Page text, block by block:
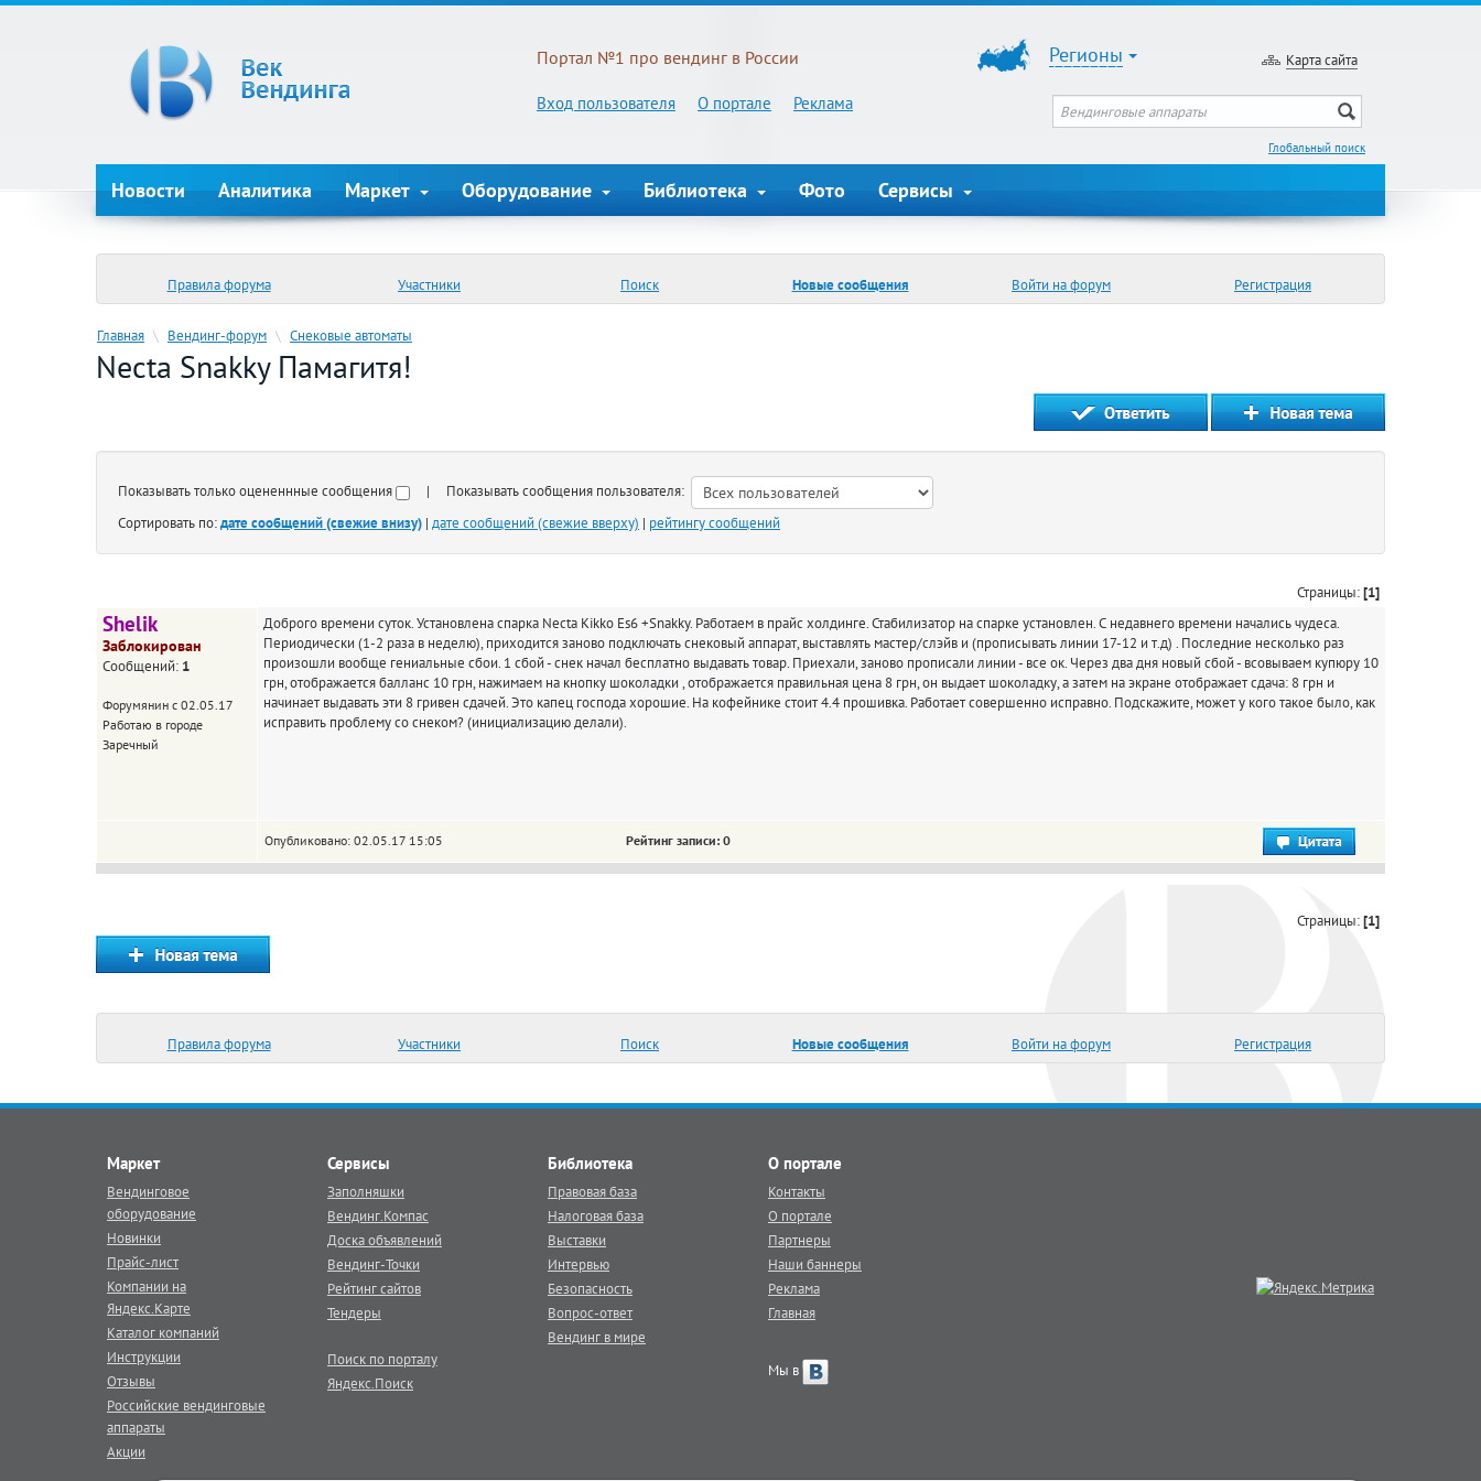
Портал №1 про вендинг в России
Вход пользователя О портале Реклама
Регионы Карта сайта
Глобальный поиск
Новости Аналитика Маркет Оборудование Библиотека Фото Сервисы
Правила форума Участники Поиск Новые сообщения Войти на форум Регистрация
Главная \ Вендинг-форум \ Снековые автоматы
Necta Snakky Памагитя!
Показывать только оцененнные сообщения
| Показывать сообщения пользователя:
Сортировать по:дате сообщений (свежие внизу) | дате сообщений (свежие вверху) | рейтингу сообщений
Страницы:[1]
Shelik
Заблокирован
Сообщений: 1
Форумянин с 02.05.17
Работаю в городе
Заречный
Доброго времени суток. Установлена спарка Necta Kikko Es6 +Snakky. Работаем в прайс холдинге. Стабилизатор на спарке установлен. С недавнего времени начались чудеса.
Периодически (1-2 раза в неделю), приходится заново подключать снековый аппарат, выставлять мастер/слэйв и (прописывать линии 17-12 и т.д) . Последние несколько раз
произошли вообще гениальные сбои. 1 сбой - снек начал бесплатно выдавать товар. Приехали, заново прописали линии - все ок. Через два дня новый сбой - всовываем купюру 10
грн, отображается балланс 10 грн, нажимаем на кнопку шоколадки , отображается правильная цена 8 грн, он выдает шоколадку, а затем на экране отображает сдача: 8 грн и
начинает выдавать эти 8 гривен сдачей. Это капец господа хорошие. На кофейнике стоит 4.4 прошивка. Работает совершенно исправно. Подскажите, может у кого такое было, как
исправить проблему со снеком? (инициализацию делали).
Опубликовано: 02.05.17 15:05 Рейтинг записи: 0
Страницы:[1]
Правила форума Участники Поиск Новые сообщения Войти на форум Регистрация
Маркет
Вендинговое
оборудование
Новинки
Прайс-лист
Компании на
Яндекс.Карте
Каталог компаний
Инструкции
Отзывы
Российские вендинговые
аппараты
Акции
Сервисы
Заполняшки
Вендинг.Компас
Доска объявлений
Вендинг-Точки
Рейтинг сайтов
Тендеры
Поиск по порталу
Яндекс.Поиск
Библиотека
Правовая база
Налоговая база
Выставки
Интервью
Безопасность
Вопрос-ответ
Вендинг в мире
О портале
Контакты
О портале
Партнеры
Наши баннеры
Реклама
Главная
Мы в